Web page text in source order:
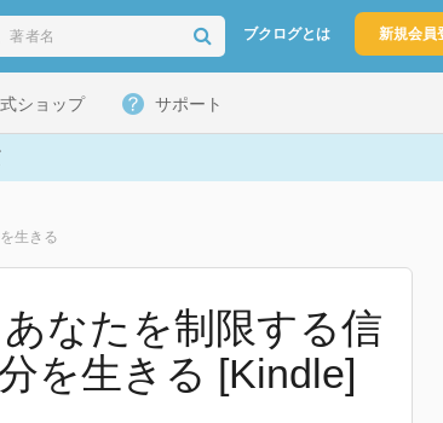
ブクログとは 新規会員
ショップ サポート
生きる
なたを制限する信
を生きる [Kindle]